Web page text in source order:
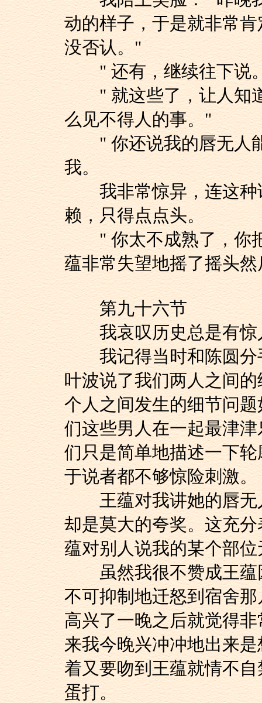
动的样子，于是就非常
没否认。"
" 还有，继续往下说。
" 就这些了，让人知道
么见不得人的事。"
" 你还说我的唇无人能
我。
我非常惊异，连这种
赖，只得点点头。
" 你太不成熟了，你把
蕴非常失望地摇了摇头
第九十六节
我哀叹历史总是有惊
我记得当时和陈圆分
叶波说了我们两人之间
个人之间发生的细节问
们这些男人在一起最津
们只是简单地描述一下
于说者都不够惊险刺激。
王蕴对我讲她的唇无
却是莫大的夸奖。这充
蕴对别人说我的某个部
虽然我很不赞成王蕴
不可抑制地迁怒到宿舍
高兴了一晚之后就觉得
来我今晚兴冲冲地出来
着又要吻到王蕴就情不
蛋打。